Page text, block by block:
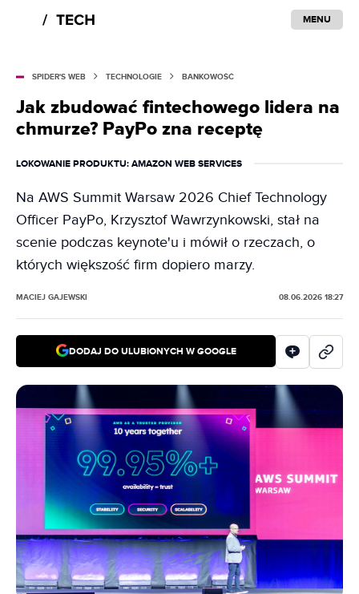
MENU
SPIDER'S WEB TECHNOLOGIE BANKOWOŚĆ
Jak zbudować fintechowego lidera na
chmurze? PayPo zna receptę
LOKOWANIE PRODUKTU: AMAZON WEB SERVICES
Na AWS Summit Warsaw 2026 Chief Technology
Officer PayPo, Krzysztof Wawrzynkowski, stał na
scenie podczas keynote'u i mówił o rzeczach, o
których większość firm dopiero marzy.
MACIEJ GAJEWSKI 08.06.2026 18:27
DODAJ DO ULUBIONYCH W GOOGLE